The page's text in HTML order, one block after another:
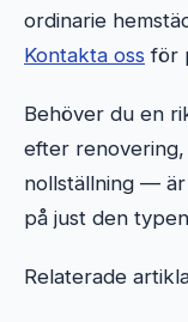
ordinarie
Kontakta oss för
Behöver du en
efter
nollställning — är
på just den
Relaterade